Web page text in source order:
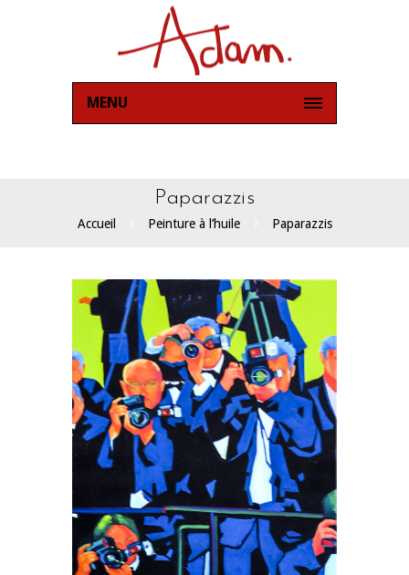
MENU
Paparazzis
Accueil Peinture à l’huile Paparazzis